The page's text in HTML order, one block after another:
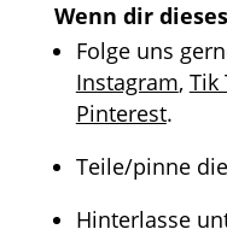
Wenn dir
Folge uns
Instagram, Tik
Pinterest.
Teile/pinne
Hinterlasse